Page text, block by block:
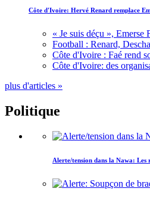
Côte d'Ivoire: Hervé Renard remplace
« Je suis déçu », Emerse
Football : Renard,
Côte d'Ivoire : Faé rend
Côte d'Ivoire: des
plus d'articles »
Politique
Alerte/tension dans la Nawa: Les